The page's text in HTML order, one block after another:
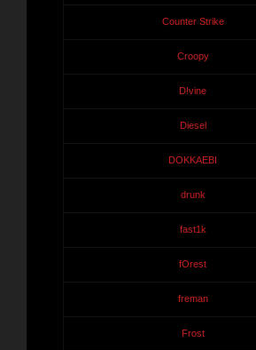
Counter Strike
Croopy
D!vine
Diesel
DOKKAEBI
drunk
fast1k
fOrest
freman
Frost